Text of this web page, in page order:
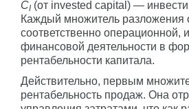
CI (от invested capital) —
Каждый множитель разложения
соответственно операционной,
финансовой деятельности в
рентабельности капитала.
Действительно, первым
рентабельность продаж. Она